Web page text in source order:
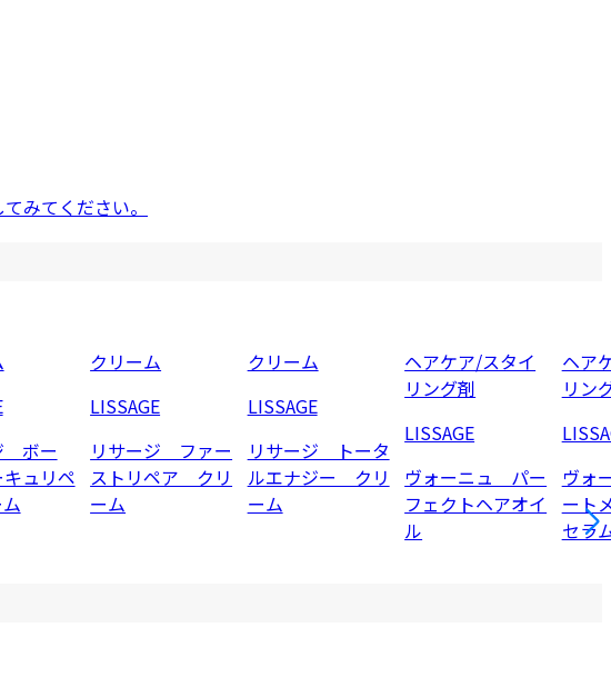
みてください。
ボー
ュリペ
クリーム
LISSAGE
リサージ ファー
ストリペア クリ
ーム
クリーム
LISSAGE
リサージ トータ
ルエナジー クリ
ーム
ヘアケア/スタイ
リング剤
LISSAGE
ヴォーニュ パー
フェクトヘアオイ
ル
ヘア
リン
ヴォ
ート
セラ